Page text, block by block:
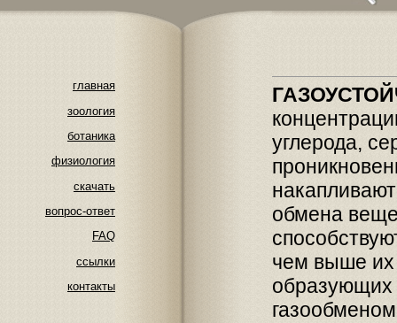
главная
зоология
ботаника
физиология
скачать
вопрос-ответ
FAQ
ссылки
контакты
углерода,
обмена
чем выше их